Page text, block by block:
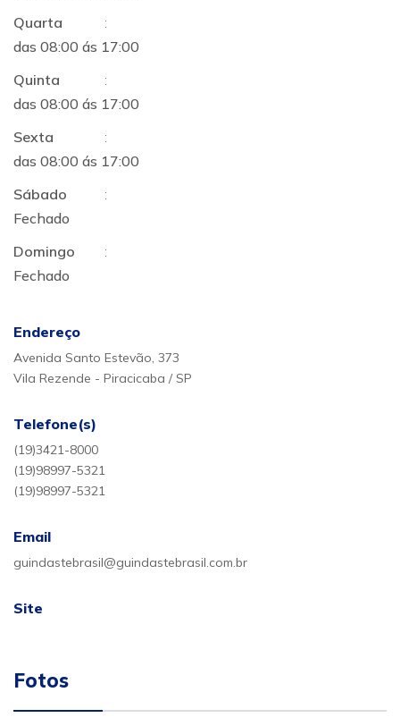
Quarta
:
das 08:00 ás 17:00
Quinta
:
das 08:00 ás 17:00
Sexta
:
das 08:00 ás 17:00
Sábado
:
Fechado
Domingo
:
Fechado
Endereço
Avenida Santo Estevão, 373
Vila Rezende - Piracicaba / SP
Telefone(s)
(19)3421-8000
(19)98997-5321
(19)98997-5321
Email
guindastebrasil@guindastebrasil.com.br
Site
Fotos